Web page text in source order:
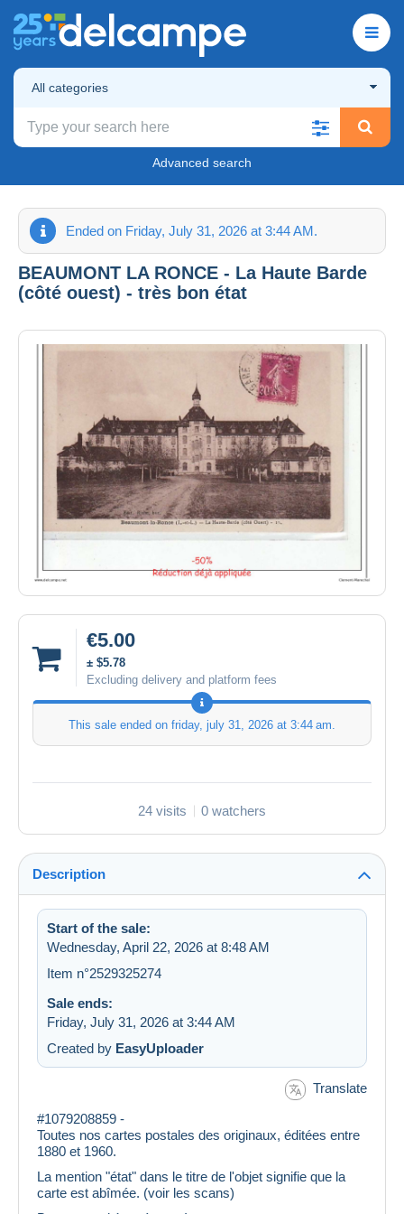
All categories
Advanced search
Ended on Friday, July 31, 2026 at 3:44 AM.
BEAUMONT LA RONCE - La Haute Barde
(côté ouest) - très bon état
€5.00
± $5.78
Excluding delivery and platform fees
This sale ended on friday, july 31, 2026 at 3:44 am.
24 visits 0 watchers
Description
Start of the sale:
Wednesday, April 22, 2026 at 8:48 AM
Item n°2529325274
Sale ends:
Friday, July 31, 2026 at 3:44 AM
Created by EasyUploader
Translate
#1079208859 -
Toutes nos cartes postales des originaux, éditées entre
1880 et 1960.
La mention "état" dans le titre de l'objet signifie que la
carte est abîmée. (voir les scans)